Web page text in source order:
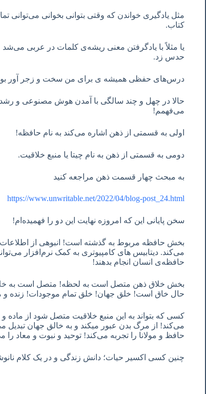
مثل یادگیری خواندن که وقتی بتوانی بخوانی می‌توانی
کتاب.
یا مثلاً با یادگرفتن معنی ریشه‌ی کلمات در عربی
حدس زد.
درس‌های حفظی همیشه ی برای من سخت و زجر آور
حالا در چهل و چند سالگی با آمدن هوش مصنوعی و
می‌فهمم!
اولی به قسمتی از ذهن اشاره می‌کند به نام حافظه!
دومی به قسمتی از ذهن به نام چیتا یا منبع خلاقیت.
به مبحث چهار قسمت ذهن مراجعه کنید
https://www.unwritable.net/2022/04/blog-post_24.html
سخن پایانی این که امروزه نهایت این دو را فهمیده‌ام!
بخش حافظه مربوط به گذشته است! انبوهی از اطلاعات
می‌کند. دیتابیس های کامپیوتری به کمک نرم‌افزار
حافظه‌ی انسان انجام بدهند!
بخش خلاق ذهن متصل است به لحظه! متصل است به
حال خاق است! خلق جهان! خلق تمام موجودات! زنده و
کسی که بتواند به این منبع خلاقیت متصل شود از
می‌کند! از مرگ بدن عبور میکند و به خالق جهان
حافظ و مولانا را تجربه می‌کند! توحید و نبوت و معاد
چنین کسی اکسیر حیات؛ دانش زندگی و در یک کلام